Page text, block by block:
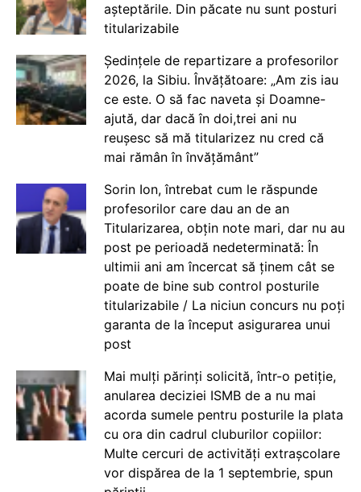
așteptările. Din păcate nu sunt posturi
titularizabile
Ședințele de repartizare a profesorilor
2026, la Sibiu. Învățătoare: „Am zis iau
ce este. O să fac naveta și Doamne-
ajută, dar dacă în doi,trei ani nu
reușesc să mă titularizez nu cred că
mai rămân în învățământ”
Sorin Ion, întrebat cum le răspunde
profesorilor care dau an de an
Titularizarea, obțin note mari, dar nu au
post pe perioadă nedeterminată: În
ultimii ani am încercat să ținem cât se
poate de bine sub control posturile
titularizabile / La niciun concurs nu poți
garanta de la început asigurarea unui
post
Mai mulți părinți solicită, într-o petiție,
anularea deciziei ISMB de a nu mai
acorda sumele pentru posturile la plata
cu ora din cadrul cluburilor copiilor:
Multe cercuri de activități extrașcolare
vor dispărea de la 1 septembrie, spun